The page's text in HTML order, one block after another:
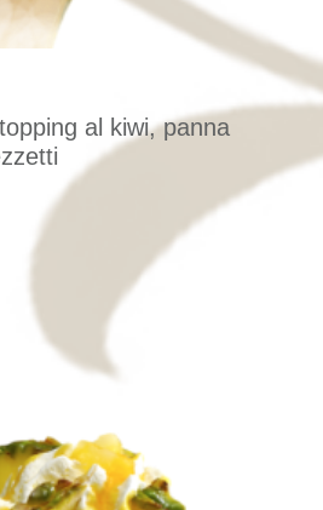
al kiwi, panna